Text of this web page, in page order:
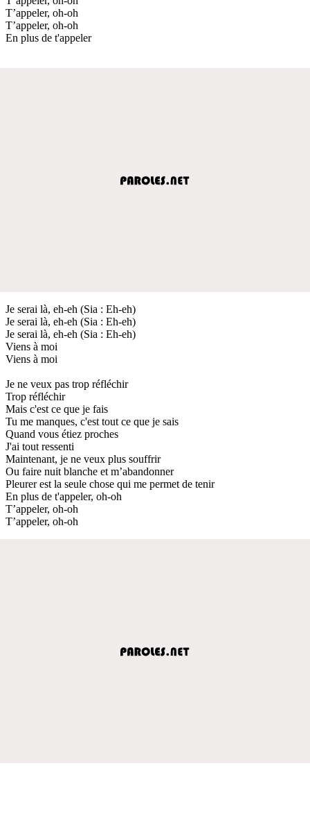
T’appeler, oh-oh
T’appeler, oh-oh
En plus de t'appeler
Je serai là, eh-eh (Sia : Eh-eh)
Je serai là, eh-eh (Sia : Eh-eh)
Je serai là, eh-eh (Sia : Eh-eh)
Viens à moi
Viens à moi
Je ne veux pas trop réfléchir
Trop réfléchir
Mais c'est ce que je fais
Tu me manques, c'est tout ce que je sais
Quand vous étiez proches
J'ai tout ressenti
Maintenant, je ne veux plus souffrir
Ou faire nuit blanche et m’abandonner
Pleurer est la seule chose qui me permet de tenir
En plus de t'appeler, oh-oh
T’appeler, oh-oh
T’appeler, oh-oh